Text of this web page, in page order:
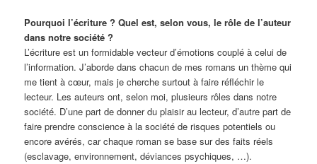
Pourquoi l’écriture ? Quel est, selon vous, le rôle de l’auteur
dans notre société ?
L’écriture est un formidable vecteur d’émotions couplé à celui de
l’information. J’aborde dans chacun de mes romans un thème qui
me tient à cœur, mais je cherche surtout à faire réfléchir le
lecteur. Les auteurs ont, selon moi, plusieurs rôles dans notre
société. D’une part de donner du plaisir au lecteur, d’autre part de
faire prendre conscience à la société de risques potentiels ou
encore avérés, car chaque roman se base sur des faits réels
(esclavage, environnement, déviances psychiques, …).